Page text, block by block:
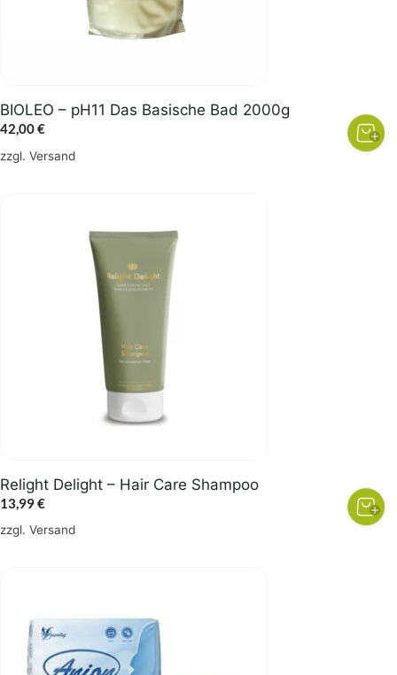
BIOLEO – pH11 Das Basische Bad 2000g
42,00€
zzgl. Versand
Relight Delight – Hair Care Shampoo
13,99€
zzgl. Versand
weist
mehrere
Varianten